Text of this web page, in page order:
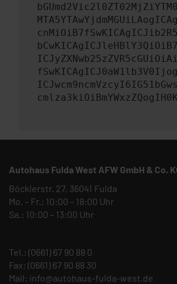
Autohaus Fulda West AFW GmbH & Co.
Böcklerstr. 27, 36041 Fulda
Mo. – Fr.: 10:00 – 18:00 Uhr
Sa.: 10:00 – 13:00 Uhr
Tel.: (0661) 67 90 88 0
Fax: (0661) 67 90 88 30
Mail: info@autohaus-fulda-west.de